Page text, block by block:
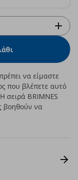
να είμαστε
που βλέπετε αυτό
σειρά BRIMNES
βοηθούν να